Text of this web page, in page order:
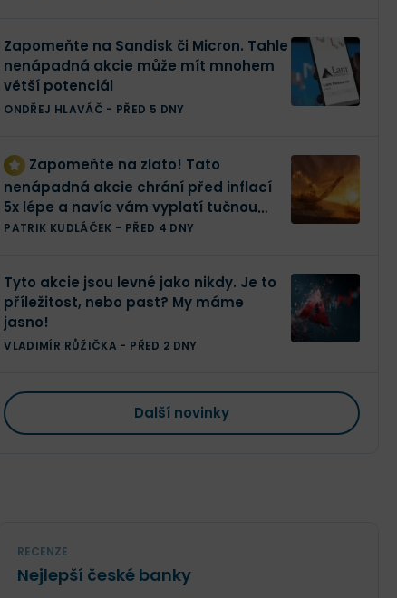
Zapomeňte na Sandisk či Micron. Tahle
nenápadná akcie může mít mnohem
větší potenciál
ONDŘEJ HLAVÁČ - PŘED 5 DNY
Zapomeňte na zlato! Tato
nenápadná akcie chrání před inflací
5x lépe a navíc vám vyplatí tučnou
dividendu
PATRIK KUDLÁČEK - PŘED 4 DNY
Tyto akcie jsou levné jako nikdy. Je to
příležitost, nebo past? My máme
jasno!
VLADIMÍR RŮŽIČKA - PŘED 2 DNY
Další novinky
RECENZE
Nejlepší české banky